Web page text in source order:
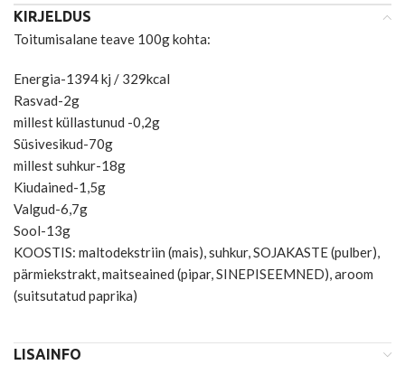
KIRJELDUS
Toitumisalane teave 100g kohta:
Energia-1394 kj / 329kcal
Rasvad-2g
millest küllastunud -0,2g
Süsivesikud-70g
millest suhkur-18g
Kiudained-1,5g
Valgud-6,7g
Sool-13g
KOOSTIS: maltodekstriin (mais), suhkur, SOJAKASTE (pulber),
pärmiekstrakt, maitseained (pipar, SINEPISEEMNED), aroom
(suitsutatud paprika)
LISAINFO